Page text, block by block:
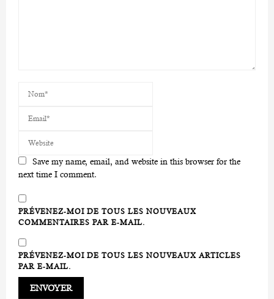
Save my name, email, and website in this browser for the
next time I comment.
PRÉVENEZ-MOI DE TOUS LES NOUVEAUX
COMMENTAIRES PAR E-MAIL.
PRÉVENEZ-MOI DE TOUS LES NOUVEAUX ARTICLES
PAR E-MAIL.